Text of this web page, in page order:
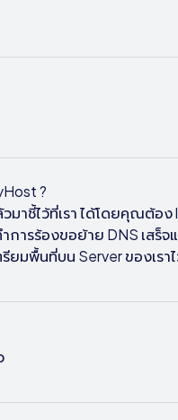
?
ว้ที่เรา ได้โดยคุณต้อง
รร้องขอย้าย DNS เสร็จ
รียมพื้นที่บน Server ของเร